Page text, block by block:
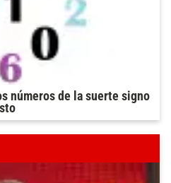
números de la suerte signo